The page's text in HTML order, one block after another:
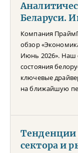
Беларуси.
Компания
обзор
Июнь 2026». Наш
состояния
ключевые
на ближайшую
Тенденции
сектора и